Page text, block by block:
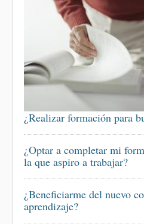
¿Realizar formación para
¿Optar a completar mi
la que aspiro a trabajar?
¿Beneficiarme del nuevo
aprendizaje?